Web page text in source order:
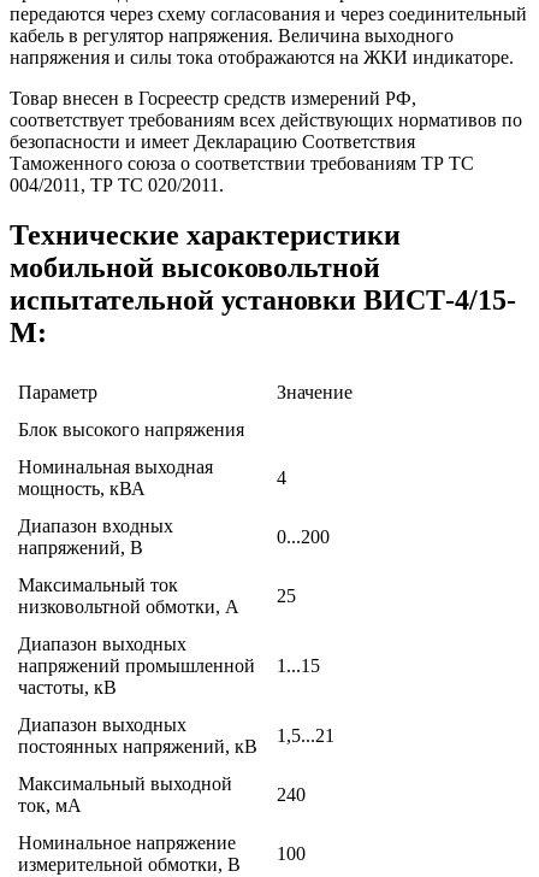
передаются через схему согласования и через соединительный
кабель в регулятор напряжения. Величина выходного
напряжения и силы тока отображаются на ЖКИ индикаторе.
Товар внесен в Госреестр средств измерений РФ,
соответствует требованиям всех действующих нормативов по
безопасности и имеет Декларацию Соответствия
Таможенного союза о соответствии требованиям ТР ТС
004/2011, ТР ТС 020/2011.
Технические характеристики
мобильной высоковольтной
испытательной установки ВИСТ-4/15-
М:
Параметр
Значение
Блок высокого напряжения
Номинальная выходная
мощность, кВА
4
Диапазон входных
напряжений, В
0...200
Максимальный ток
низковольтной обмотки, А
25
Диапазон выходных
напряжений промышленной
частоты, кВ
1...15
Диапазон выходных
постоянных напряжений, кВ
1,5...21
Максимальный выходной
ток, мА
240
Номинальное напряжение
измерительной обмотки, В
100